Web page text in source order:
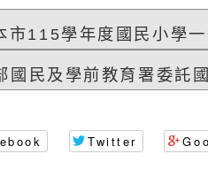
障礙繪畫徵
學生儀表及
實施計畫(
業試探與體
自造教育及
師生，參訪
辦理「115
託播影（
福利部社會
市115學年度國民小學
國民及學前教育署委託
Twitter